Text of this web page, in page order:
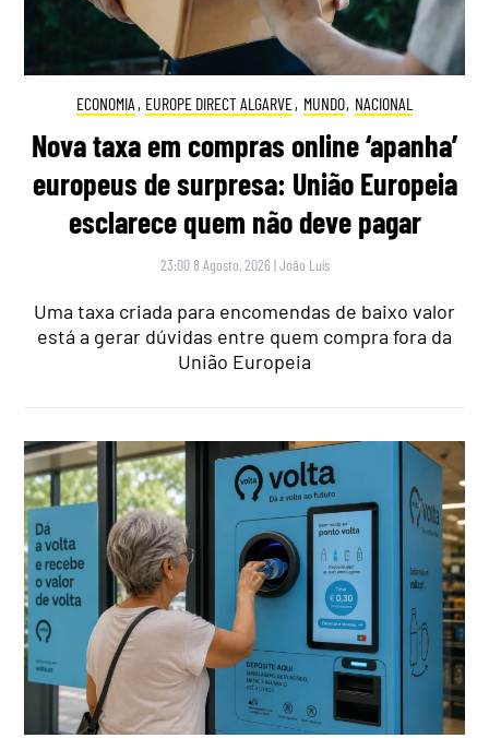
ECONOMIA , EUROPE DIRECT ALGARVE, MUNDO, NACIONAL
Nova taxa em compras online ‘apanha’
europeus de surpresa: União Europeia
esclarece quem não deve pagar
23:00 8 Agosto, 2026 |João Luís
Uma taxa criada para encomendas de baixo valor
está a gerar dúvidas entre quem compra fora da
União Europeia